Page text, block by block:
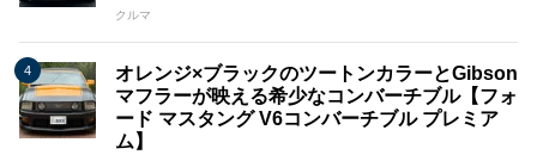
クルマ
オレンジ×ブラックのツートンカラーとGibson
マフラーが映える希少なコンバーチブル【フォ
ード マスタング V6コンバーチブル プレミア
ム】